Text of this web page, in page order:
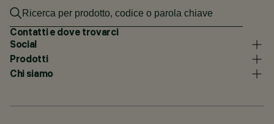
Contatti e dove trovarci
Social
Prodotti
Chi siamo